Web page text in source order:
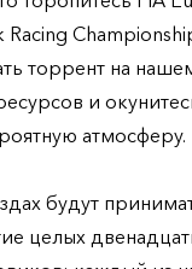
Racing
торрент на
и
атмосферу.
будут
целых